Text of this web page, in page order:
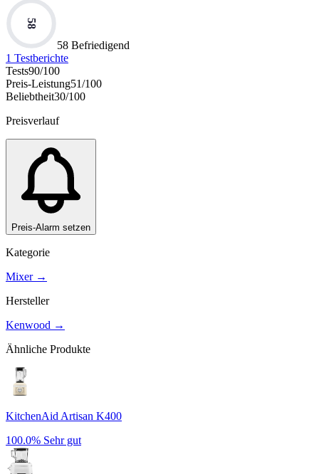
58
58 Befriedigend
1 Testberichte
Tests90/100
Preis-Leistung51/100
Beliebtheit30/100
Preisverlauf
Preis-Alarm setzen
Kategorie
Mixer→
Hersteller
Kenwood →
Ähnliche Produkte
KitchenAid Artisan K400
100.0% Sehr gut